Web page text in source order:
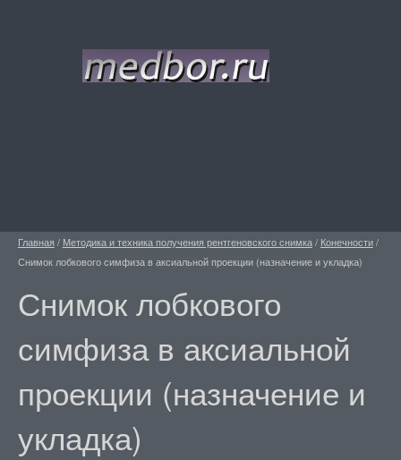
Главная / Методика и техника получения рентгеновского снимка/ Конечности/
Снимок лобкового симфиза в аксиальной проекции (назначение и укладка)
Снимок лобкового
симфиза в аксиальной
проекции (назначение и
укладка)